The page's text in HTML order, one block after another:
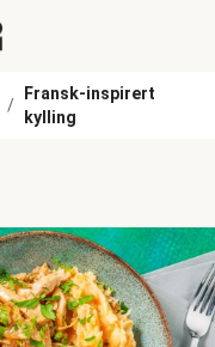
/
Fransk-inspirert
kylling